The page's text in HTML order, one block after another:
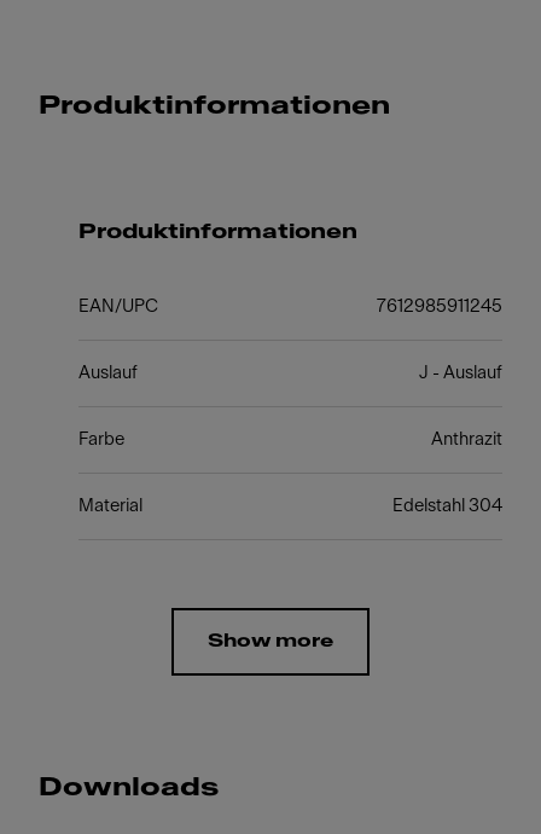
Produktinformationen
Produktinformationen
EAN/UPC 7612985911245
Auslauf J - Auslauf
Farbe Anthrazit
Material Edelstahl 304
Show more
Downloads